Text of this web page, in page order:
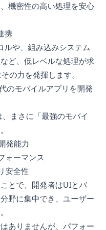
機密性の高い処理を安心
携
ルや、組み込みシステム
ど、低レベルな処理が求
の力を発揮します。
のモバイルアプリを開発
まさに「最強のモバイ
発能力
ォーマンス
安全性
とで、開発者はUIとバ
野に集中でき、ユーザー
ありませんが、パフォー